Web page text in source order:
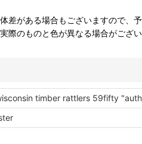
差がある場合もございますので、予
際のものと色が異なる場合がござい
timber rattlers 59fifty